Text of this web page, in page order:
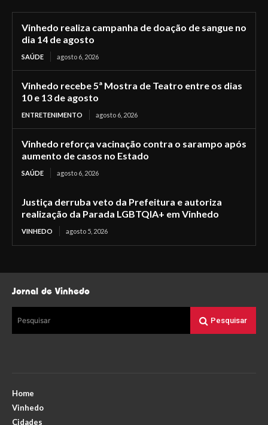
Vinhedo realiza campanha de doação de sangue no
dia 14 de agosto
SAÚDE agosto 6, 2026
Vinhedo recebe 5ª Mostra de Teatro entre os dias
10 e 13 de agosto
ENTRETENIMENTO agosto 6, 2026
Vinhedo reforça vacinação contra o sarampo após
aumento de casos no Estado
SAÚDE agosto 6, 2026
Justiça derruba veto da Prefeitura e autoriza
realização da Parada LGBTQIA+ em Vinhedo
VINHEDO agosto 5, 2026
Jornal de Vinhedo
Pesquisar Pesquisar
Home
Vinhedo
Cidades